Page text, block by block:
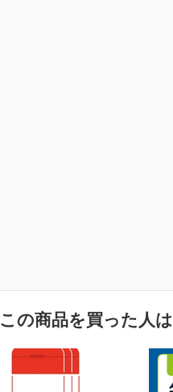
この商品を買った人